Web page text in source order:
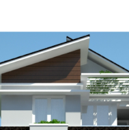
nhà phố đẹp công ty xây
nhà phố đẹp công ty xây